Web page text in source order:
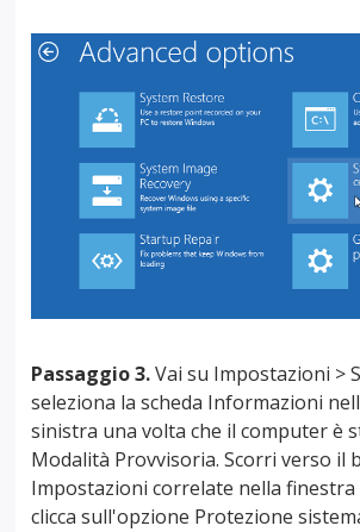
Passaggio 3.Vai su Impostazioni >
seleziona la scheda Informazioni
sinistra una volta che il computer è
Modalità Provvisoria. Scorri verso il
Impostazioni correlate nella finestra
clicca sull'opzione Protezione